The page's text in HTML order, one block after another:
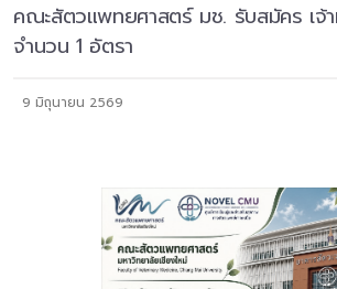
คณะสัตวแพทยศาสตร์ มช. รับสมัคร เจ้
จำนวน 1 อัตรา
9 มิถุนายน 2569